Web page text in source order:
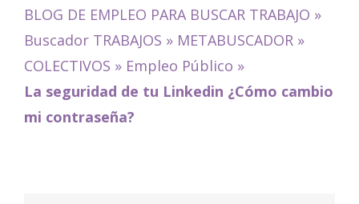
BLOG DE EMPLEO PARA BUSCAR TRABAJO »
Buscador TRABAJOS » METABUSCADOR»
COLECTIVOS » Empleo Público »
La seguridad de tu Linkedin ¿Cómo cambio
mi contraseña?